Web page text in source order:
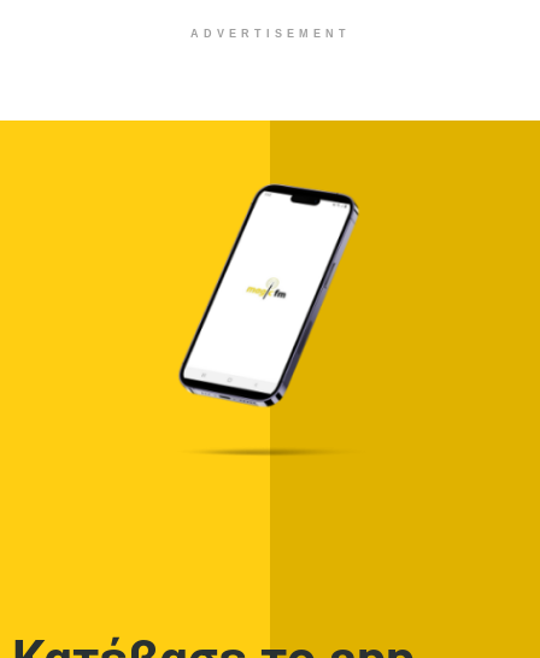
ADVERTISEMENT